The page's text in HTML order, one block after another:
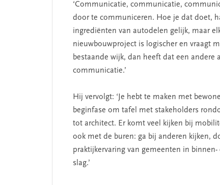
‘Communicatie, communicatie,
door te communiceren. Hoe je dat doet,
ingrediënten van autodelen gelijk, maar
nieuwbouwproject is logischer en vraagt
bestaande wijk, dan heeft dat een andere
communicatie.’
Hij vervolgt: ‘Je hebt te maken met
beginfase om tafel met stakeholders
tot architect. Er komt veel kijken bij
ook met de buren: ga bij anderen kijken,
praktijkervaring van gemeenten in
slag.’